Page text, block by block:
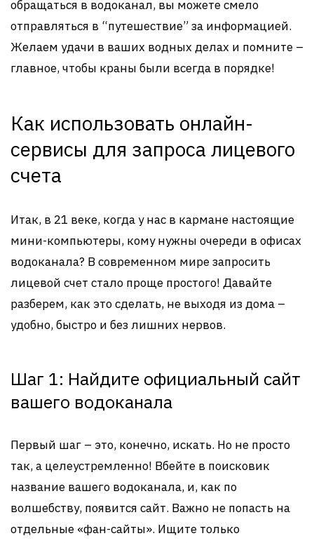
обращаться в водоканал, вы можете смело
отправляться в “путешествие” за информацией.
Желаем удачи в ваших водных делах и помните –
главное, чтобы краны были всегда в порядке!
Как использовать онлайн-
сервисы для запроса лицевого
счета
Итак, в 21 веке, когда у нас в кармане настоящие
мини-компьютеры, кому нужны очереди в офисах
водоканала? В современном мире запросить
лицевой счет стало проще простого! Давайте
разберем, как это сделать, не выходя из дома –
удобно, быстро и без лишних нервов.
Шаг 1: Найдите официальный сайт
вашего водоканала
Первый шаг – это, конечно, искать. Но не просто
так, а целеустремленно! Вбейте в поисковик
название вашего водоканала, и, как по
волшебству, появится сайт. Важно не попасть на
отдельные «фан-сайты». Ищите только